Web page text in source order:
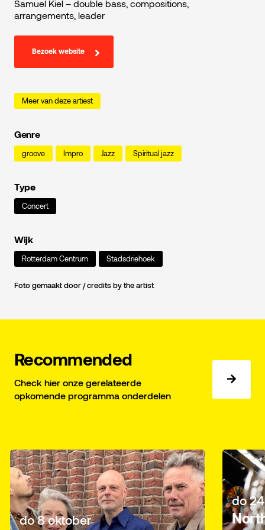
Samuel Kiel – double bass, compositions,
arrangements, leader
Bezoek website
Meer van deze artiest
Genre
groove Impro Jazz Spiritual jazz
Type
Concert
Wijk
Rotterdam Centrum Stadsdriehoek
Foto gemaakt door / credits by the artist
Recommended
Check hier onze gerelateerde
opkomende programma onderdelen
do 8 oktober
do